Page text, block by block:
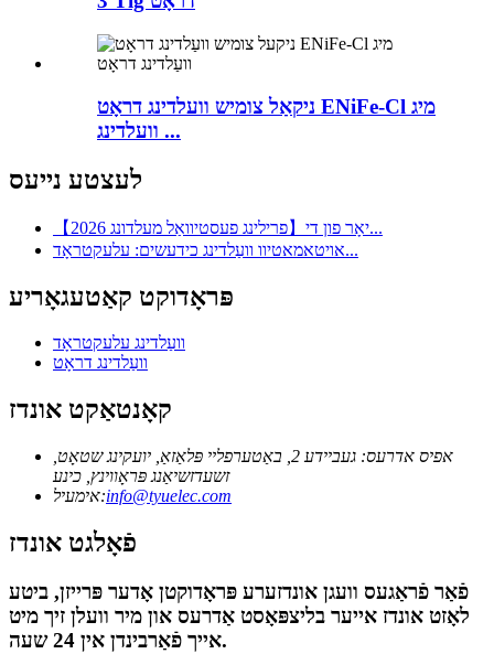
ניקאַל צומיש וועלדינג דראָט ENiFe-Cl מיג
וועלדינג ...
לעצטע נייעס
【2026 פרילינג פעסטיוואַל מעלדונג】יאָר פון די...
אויטאמאטיוו וועַלדינג כידעשים: עלעקטראָד...
פּראָדוקט קאַטעגאָריע
וועַלדינג עלעקטראָד
וועַלדינג דראָט
קאָנטאַקט אונדז
אפיס אדרעס: געביידע 2, באַטערפליי פּלאַזאַ, יועקינג שטאָט,
זשעדזשיאַנג פּראָווינץ, כינע
אימעיל:info@tyuelec.com
פֿאָלגט אונדז
פֿאַר פֿראַגעס וועגן אונדזערע פּראָדוקטן אָדער פּרייזן, ביטע
לאָזט אונדז אייער בליצפּאָסט אַדרעס און מיר וועלן זיך מיט
אייך פֿאַרבינדן אין 24 שעה.